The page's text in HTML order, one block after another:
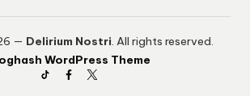
— Delirium Nostri. All rights reserved.
WordPress Theme
TikTokFacebook
Twitter